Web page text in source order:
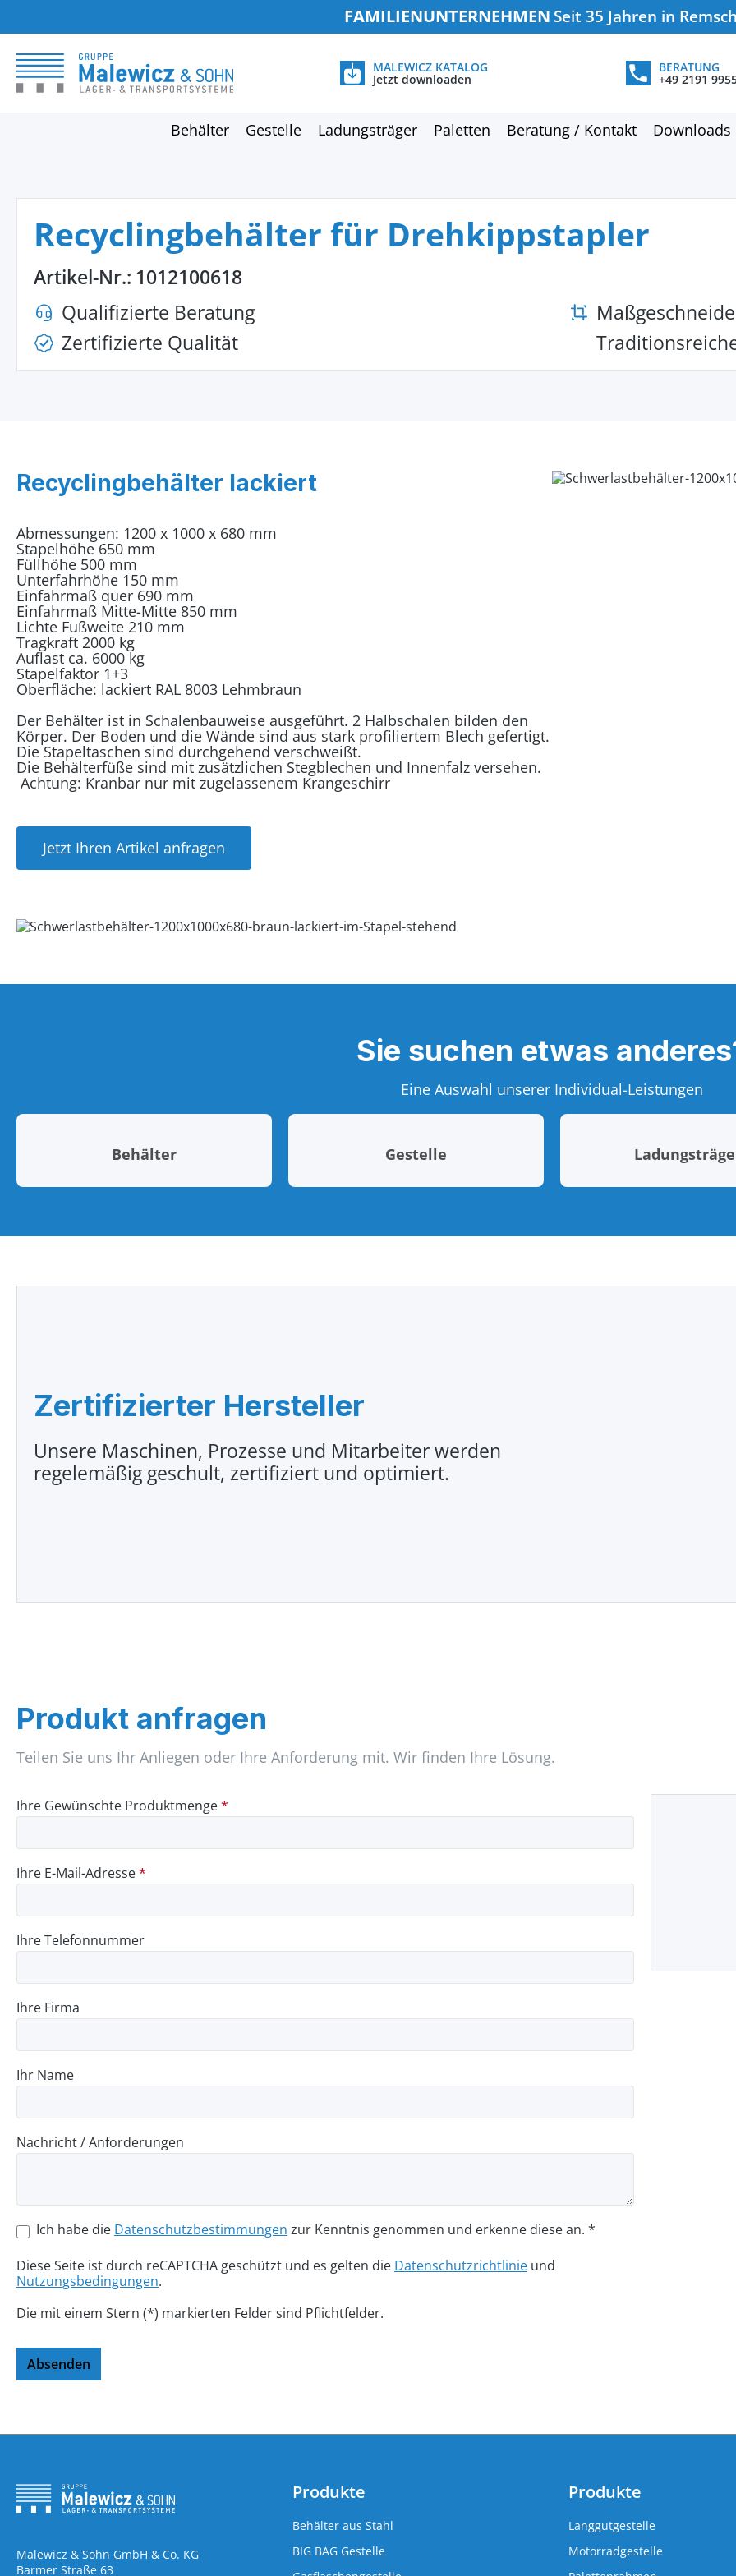
FAMILIENUNTERNEHMEN Seit 35 Jahren in
MALEWICZ KATALOG
Jetzt downloaden
BERATUNG
+49 2191
Behälter Gestelle Ladungsträger Paletten Beratung / Kontakt Downloads
Recyclingbehälter für Drehkippstapler
Artikel-Nr.: 1012100618
Qualifizierte Beratung
Zertifizierte Qualität
Recyclingbehälter lackiert
Abmessungen: 1200 x 1000 x 680 mm
Stapelhöhe 650 mm
Füllhöhe 500 mm
Unterfahrhöhe 150 mm
Einfahrmaß quer 690 mm
Einfahrmaß Mitte-Mitte 850 mm
Lichte Fußweite 210 mm
Tragkraft 2000 kg
Auflast ca. 6000 kg
Stapelfaktor 1+3
Oberfläche: lackiert RAL 8003 Lehmbraun
Der Behälter ist in Schalenbauweise ausgeführt. 2 Halbschalen bilden den
Körper. Der Boden und die Wände sind aus stark profiliertem Blech gefertigt.
Die Stapeltaschen sind durchgehend verschweißt.
Die Behälterfüße sind mit zusätzlichen Stegblechen und Innenfalz versehen.
Achtung: Kranbar nur mit zugelassenem Krangeschirr
Jetzt Ihren Artikel anfragen
Sie suchen etwas
Eine Auswahl unserer Individual-Leistungen
Behälter Gestelle
Zertifizierter Hersteller
Unsere Maschinen, Prozesse und Mitarbeiter werden
regelemäßig geschult, zertifiziert und optimiert.
Produkt anfragen
Teilen Sie uns Ihr Anliegen oder Ihre Anforderung mit. Wir finden Ihre Lösung.
Ihre Gewünschte Produktmenge*
Ihre E-Mail-Adresse*
Ihre Telefonnummer
Ihre Firma
Ihr Name
Nachricht / Anforderungen
Ich habe die Datenschutzbestimmungen zur Kenntnis genommen und erkenne diese an. *
Diese Seite ist durch reCAPTCHA geschützt und es gelten die Datenschutzrichtlinie und
Nutzungsbedingungen.
Die mit einem Stern (*) markierten Felder sind Pflichtfelder.
Absenden
Malewicz & Sohn GmbH & Co. KG
Barmer Straße 63
Produkte
Behälter aus Stahl
BIG BAG Gestelle
Produkte
Langgutgestelle
Motorradgestelle